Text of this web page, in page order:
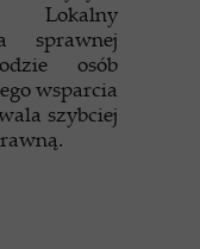
Lokalny
sprawnej
osób
wsparcia
szybciej